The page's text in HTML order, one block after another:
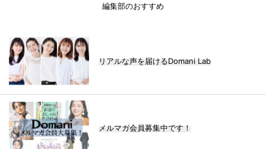
編集部のおすすめ
リアルな声を届けるDomani Lab
メルマガ会員募集中です！